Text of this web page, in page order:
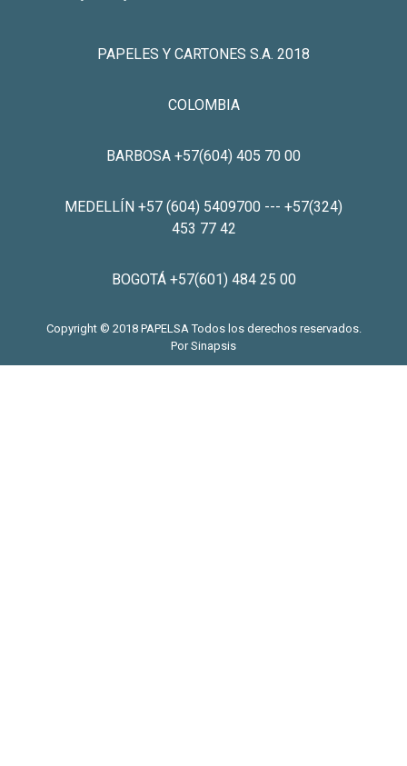
PAPELES Y CARTONES S.A. 2018
COLOMBIA
BARBOSA +57(604) 405 70 00
MEDELLÍN +57 (604) 5409700 --- +57(324)
453 77 42
BOGOTÁ +57(601) 484 25 00
Copyright © 2018 PAPELSA Todos los derechos reservados.
PorSinapsis